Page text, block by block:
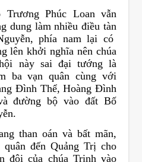
Trương Phúc Loan vẫn
dung làm nhiều điều tàn
phía nam lại có
lên khởi nghĩa nên chúa
này sai đại tướng là
ba vạn quân cùng với
Đình Thể, Hoàng Đình
đường bộ vào đất Bố
than oán và bất mãn,
đến Quảng Trị cho
đội của chúa Trịnh vào